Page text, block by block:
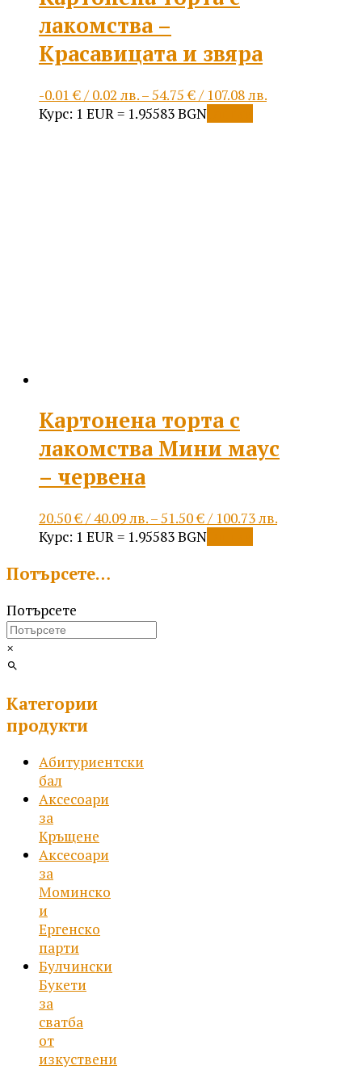
лакомства –
Красавицата и звяра
-0.01€/ 0.02 лв.–54.75€/ 107.08 лв.
Курс: 1 EUR = 1.95583 BGN
Картонена торта с
лакомства Мини маус
– червена
20.50€/ 40.09 лв.–51.50€/ 100.73 лв.Price
Курс: 1 EUR = 1.95583 BGN
Потърсете…
Потърсете
×
Категории
продукти
Абитуриентски
бал
Аксесоари
за
Кръщене
Аксесоари
за
Моминско
и
Ергенско
парти
Булчински
Букети
за
сватба
от
изкуствени